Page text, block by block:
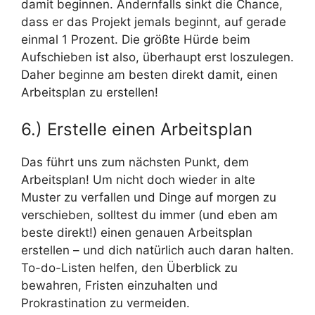
damit beginnen. Andernfalls sinkt die Chance,
dass er das Projekt jemals beginnt, auf gerade
einmal 1 Prozent. Die größte Hürde beim
Aufschieben ist also, überhaupt erst loszulegen.
Daher beginne am besten direkt damit, einen
Arbeitsplan zu erstellen!
6.) Erstelle einen Arbeitsplan
Das führt uns zum nächsten Punkt, dem
Arbeitsplan! Um nicht doch wieder in alte
Muster zu verfallen und Dinge auf morgen zu
verschieben, solltest du immer (und eben am
beste direkt!) einen genauen Arbeitsplan
erstellen – und dich natürlich auch daran halten.
To-do-Listen helfen, den Überblick zu
bewahren, Fristen einzuhalten und
Prokrastination zu vermeiden.